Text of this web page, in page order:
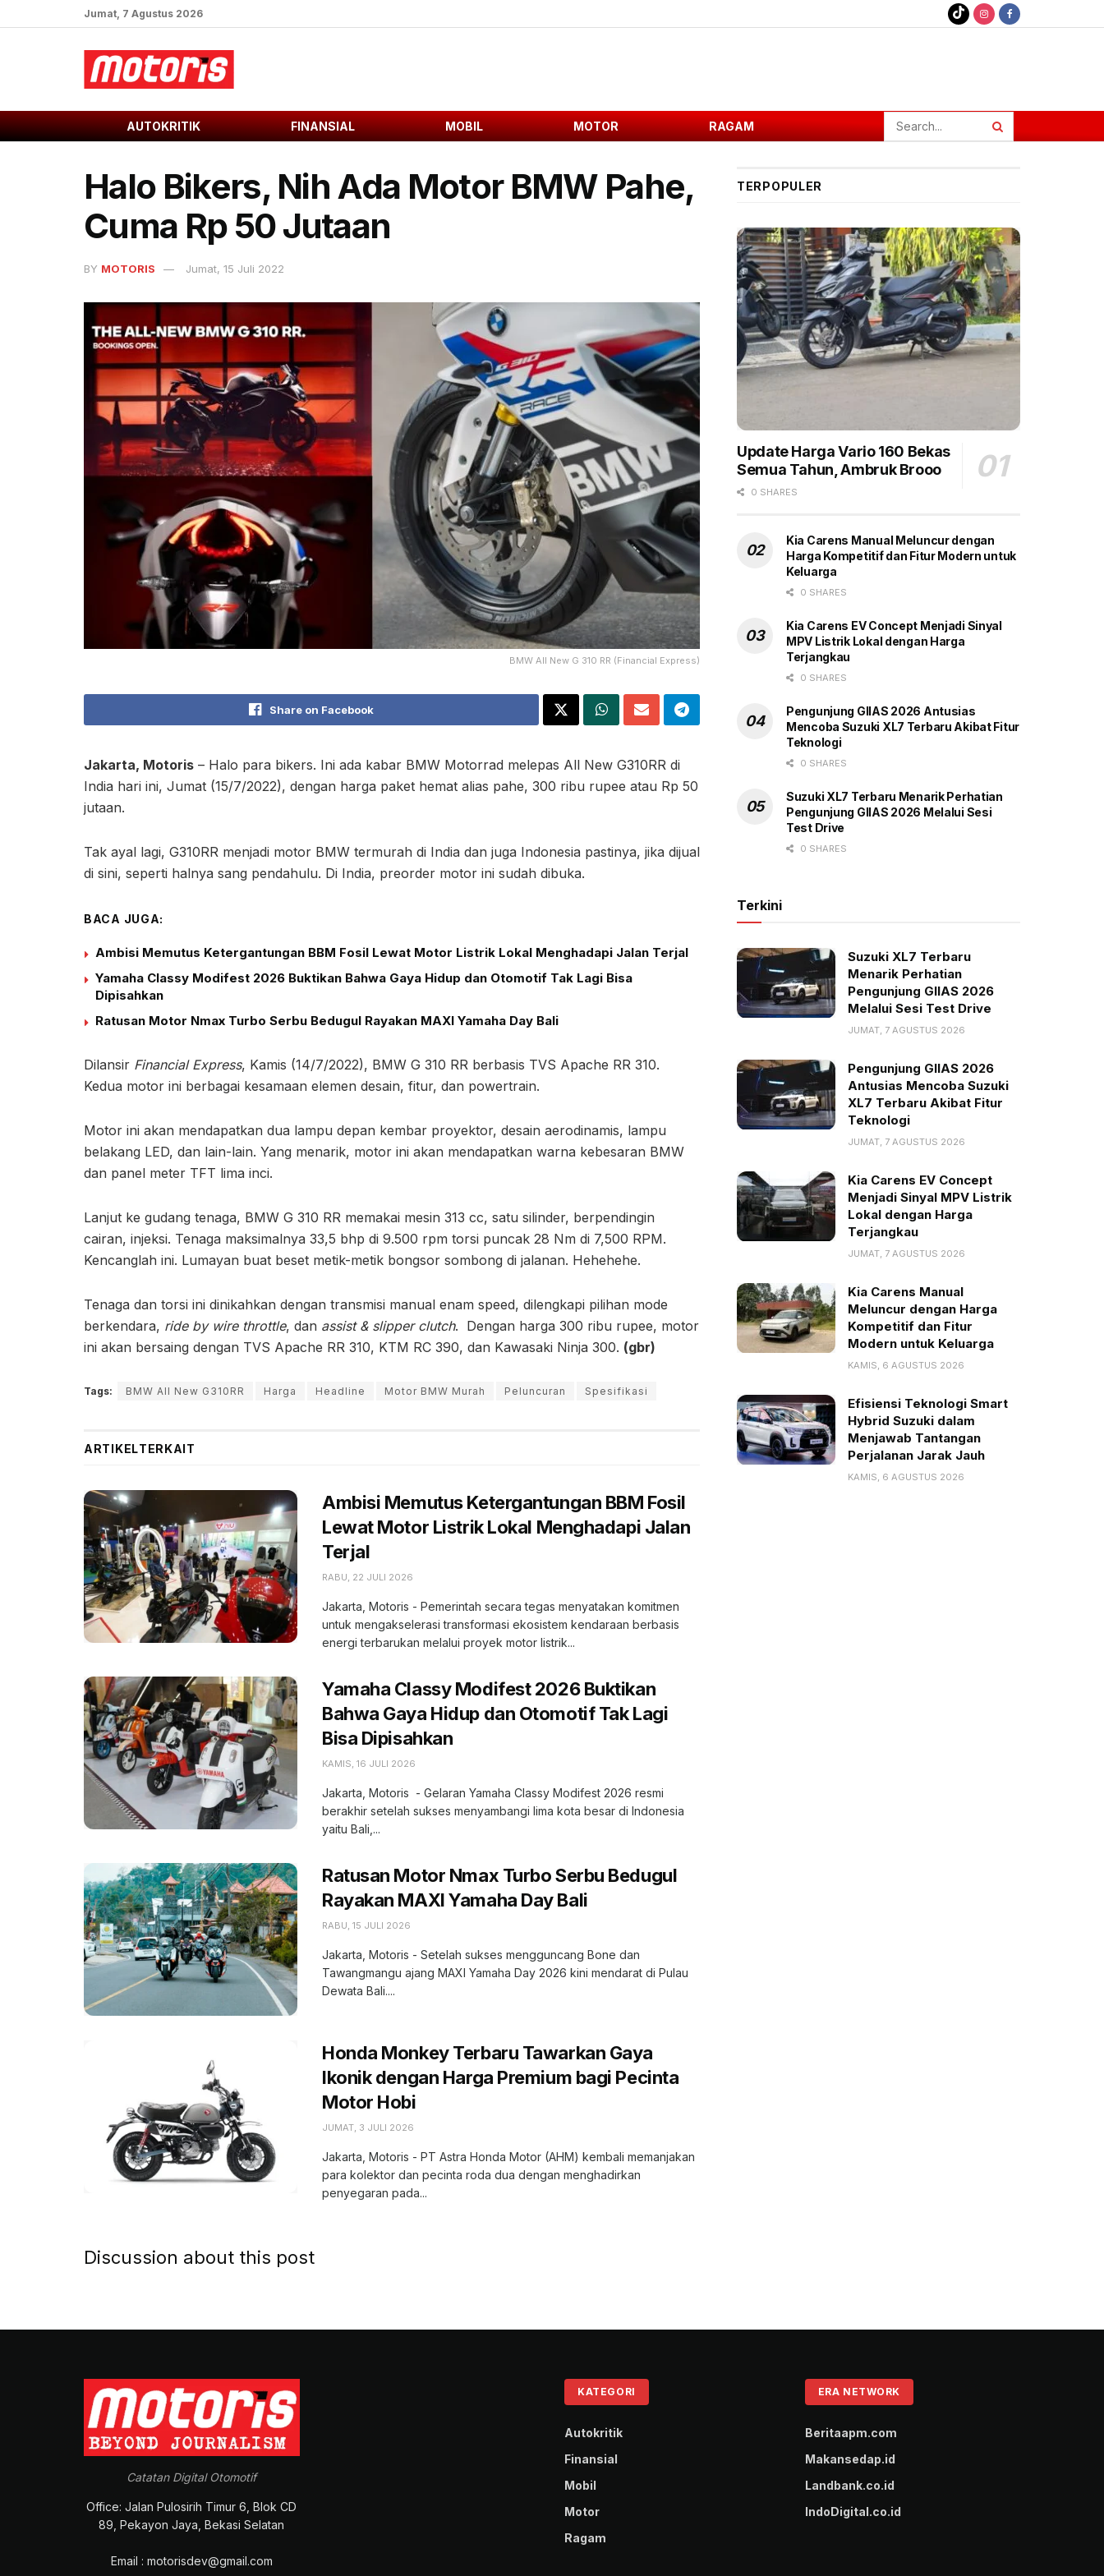
Jumat, 7 Agustus 2026
AUTOKRITIK FINANSIAL MOBIL MOTOR RAGAM
Halo Bikers, Nih Ada Motor BMW Pahe,
Cuma Rp 50 Jutaan
BY MOTORIS Jumat, 15 Juli 2022
BMW All New G 310 RR (Financial Express)
Share on Facebook
Jakarta, Motoris – Halo para bikers. Ini ada kabar BMW Motorrad melepas All New G310RR di
India hari ini, Jumat (15/7/2022), dengan harga paket hemat alias pahe, 300 ribu rupee atau Rp 50
jutaan.
Tak ayal lagi, G310RR menjadi motor BMW termurah di India dan juga Indonesia pastinya, jika dijual
di sini, seperti halnya sang pendahulu. Di India, preorder motor ini sudah dibuka.
BACA JUGA:
Ambisi Memutus Ketergantungan BBM Fosil Lewat Motor Listrik Lokal Menghadapi Jalan Terjal
Yamaha Classy Modifest 2026 Buktikan Bahwa Gaya Hidup dan Otomotif Tak Lagi Bisa
Dipisahkan
Ratusan Motor Nmax Turbo Serbu Bedugul Rayakan MAXI Yamaha Day Bali
Dilansir Financial Express, Kamis (14/7/2022), BMW G 310 RR berbasis TVS Apache RR 310.
Kedua motor ini berbagai kesamaan elemen desain, fitur, dan powertrain.
Motor ini akan mendapatkan dua lampu depan kembar proyektor, desain aerodinamis, lampu
belakang LED, dan lain-lain. Yang menarik, motor ini akan mendapatkan warna kebesaran BMW
dan panel meter TFT lima inci.
Lanjut ke gudang tenaga, BMW G 310 RR memakai mesin 313 cc, satu silinder, berpendingin
cairan, injeksi. Tenaga maksimalnya 33,5 bhp di 9.500 rpm torsi puncak 28 Nm di 7,500 RPM.
Kencanglah ini. Lumayan buat beset metik-metik bongsor sombong di jalanan. Hehehehe.
Tenaga dan torsi ini dinikahkan dengan transmisi manual enam speed, dilengkapi pilihan mode
berkendara, ride by wire throttle, dan assist & slipper clutch. Dengan harga 300 ribu rupee, motor
ini akan bersaing dengan TVS Apache RR 310, KTM RC 390, dan Kawasaki Ninja 300. (gbr)
Tags: BMW All New G310RR Harga Headline Motor BMW Murah Peluncuran Spesifikasi
ARTIKELTERKAIT
Ambisi Memutus Ketergantungan BBM Fosil
Lewat Motor Listrik Lokal Menghadapi Jalan
Terjal
RABU, 22 JULI 2026
Jakarta, Motoris - Pemerintah secara tegas menyatakan komitmen
untuk mengakselerasi transformasi ekosistem kendaraan berbasis
energi terbarukan melalui proyek motor listrik...
Yamaha Classy Modifest 2026 Buktikan
Bahwa Gaya Hidup dan Otomotif Tak Lagi
Bisa Dipisahkan
KAMIS, 16 JULI 2026
Jakarta, Motoris - Gelaran Yamaha Classy Modifest 2026 resmi
berakhir setelah sukses menyambangi lima kota besar di Indonesia
yaitu Bali,...
Ratusan Motor Nmax Turbo Serbu Bedugul
Rayakan MAXI Yamaha Day Bali
RABU, 15 JULI 2026
Jakarta, Motoris - Setelah sukses mengguncang Bone dan
Tawangmangu ajang MAXI Yamaha Day 2026 kini mendarat di Pulau
Dewata Bali....
Honda Monkey Terbaru Tawarkan Gaya
Ikonik dengan Harga Premium bagi Pecinta
Motor Hobi
JUMAT, 3 JULI 2026
Jakarta, Motoris - PT Astra Honda Motor (AHM) kembali memanjakan
para kolektor dan pecinta roda dua dengan menghadirkan
penyegaran pada...
Discussion about this post
TERPOPULER
Update Harga Vario 160 Bekas
Semua Tahun, Ambruk Brooo
0 SHARES
Kia Carens Manual Meluncur dengan
Harga Kompetitif dan Fitur Modern untuk
Keluarga
0 SHARES
Kia Carens EV Concept Menjadi Sinyal
MPV Listrik Lokal dengan Harga
Terjangkau
0 SHARES
Pengunjung GIIAS 2026 Antusias
Mencoba Suzuki XL7 Terbaru Akibat Fitur
Teknologi
0 SHARES
Suzuki XL7 Terbaru Menarik Perhatian
Pengunjung GIIAS 2026 Melalui Sesi
Test Drive
0 SHARES
Terkini
Suzuki XL7 Terbaru
Menarik Perhatian
Pengunjung GIIAS 2026
Melalui Sesi Test Drive
JUMAT, 7 AGUSTUS 2026
Pengunjung GIIAS 2026
Antusias Mencoba Suzuki
XL7 Terbaru Akibat Fitur
Teknologi
JUMAT, 7 AGUSTUS 2026
Kia Carens EV Concept
Menjadi Sinyal MPV Listrik
Lokal dengan Harga
Terjangkau
JUMAT, 7 AGUSTUS 2026
Kia Carens Manual
Meluncur dengan Harga
Kompetitif dan Fitur
Modern untuk Keluarga
KAMIS, 6 AGUSTUS 2026
Efisiensi Teknologi Smart
Hybrid Suzuki dalam
Menjawab Tantangan
Perjalanan Jarak Jauh
KAMIS, 6 AGUSTUS 2026
Catatan Digital Otomotif
Office: Jalan Pulosirih Timur 6, Blok CD
89, Pekayon Jaya, Bekasi Selatan
Email : motorisdev@gmail.com
KATEGORI
Autokritik
Finansial
Mobil
Motor
Ragam
ERA NETWORK
Beritaapm.com
Makansedap.id
Landbank.co.id
IndoDigital.co.id